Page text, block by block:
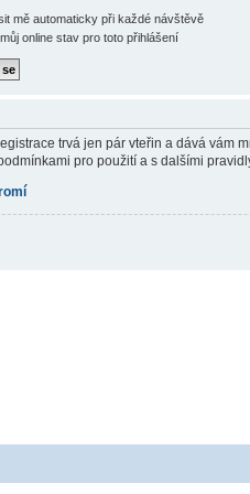
mě automaticky při každé návštěvě
online stav pro toto přihlášení
trvá jen pár vteřin a dává vám
pro použití a s dalšími